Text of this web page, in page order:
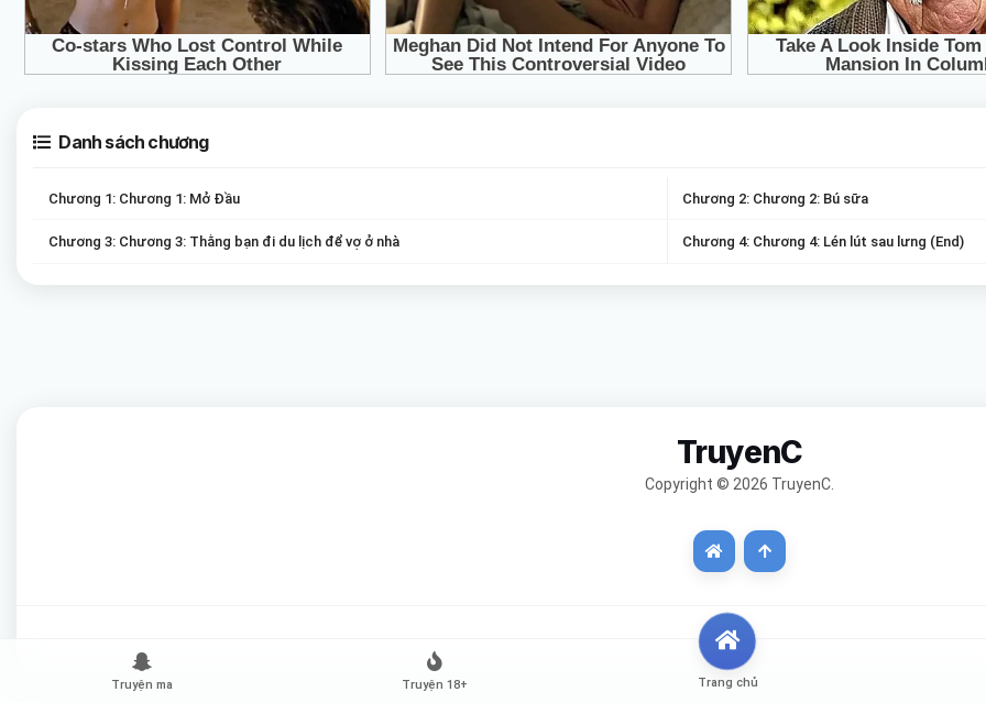
Truyện ma Truyện 18+ Trang chủ
Danh sách chương
Chương 1: Chương 1: Mở Đầu Chương 2: Chương 2: Bú sữa
Chương 3: Chương 3: Thằng bạn đi du lịch để vợ ở nhà Chương 4: Chương 4: Lén lút sau lưng (End)
TruyenC
Copyright © 2026 TruyenC.